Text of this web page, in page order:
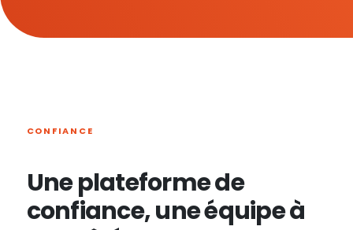
CONFIANCE
Une plateforme de
confiance, une équipe à